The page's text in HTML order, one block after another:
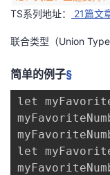
的
博
客
我
的
论
坛
我
的
圈
子
我
的
直
播
我
的
活
我
的
我
TS系列地址： 21篇文
联合类型（Union
简单的例子§
let
let